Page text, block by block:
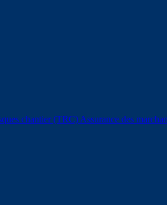
chantier (TRC) Assurance des